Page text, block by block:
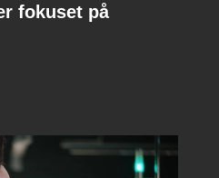
fokuset på